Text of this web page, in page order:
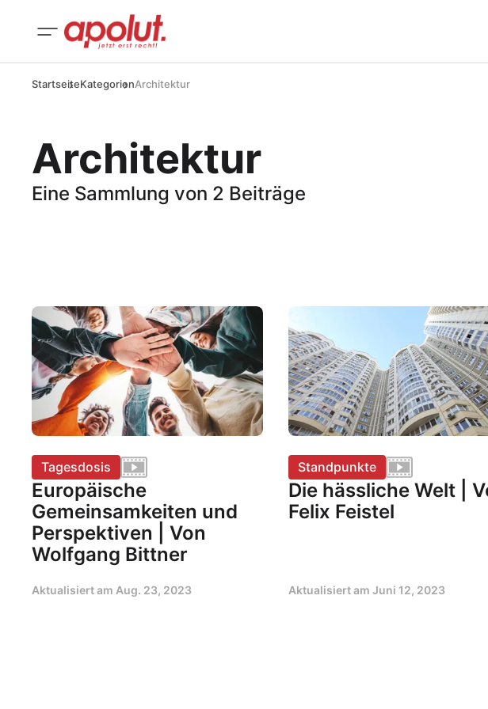
StartseiteKategorienArchitektur
Architektur
Eine Sammlung von 2 Beiträge
Tagesdosis
Europäische
Gemeinsamkeiten und
Perspektiven | Von
Wolfgang Bittner
Aktualisiert am Aug. 23, 2023
Standpunkte
Die hässliche Welt |
Felix Feistel
Aktualisiert am Juni 12, 2023